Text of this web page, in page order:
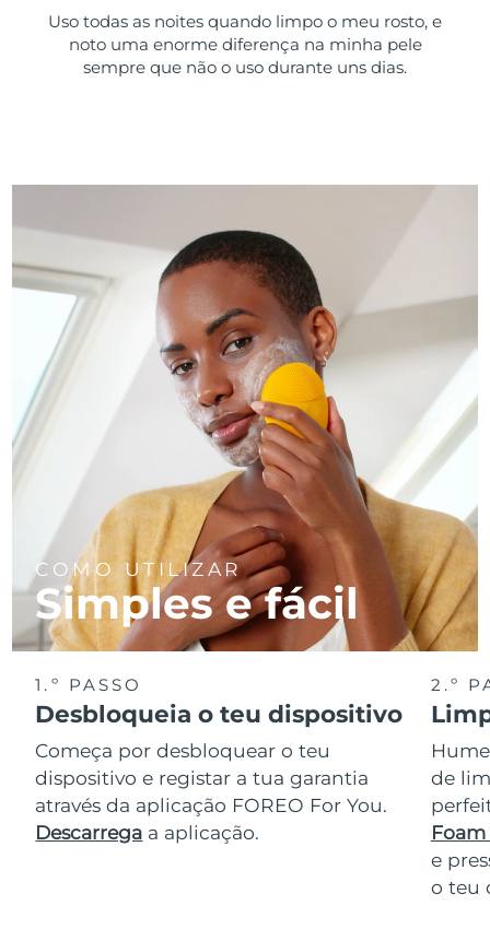
Uso todas as noites quando limpo o meu rosto, e
noto uma enorme diferença na minha pele
sempre que não o uso durante uns dias.
COMO UTILIZAR
Simples e fácil
1.º PASSO
Desbloqueia o teu dispositivo
Começa por desbloquear o teu
dispositivo e registar a tua garantia
através da aplicação FOREO For You.
Descarrega a aplicação.
2.º
de
Foam
e
o teu